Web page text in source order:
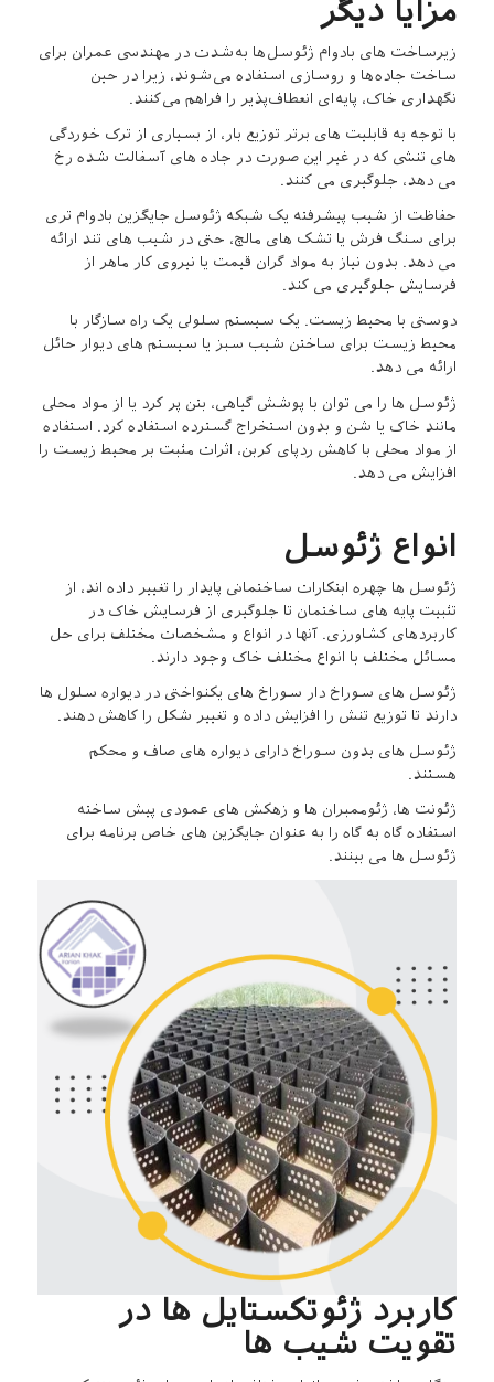
مزایا دیگر
زیرساخت های بادوام ژئوسل‌ها به‌شدت در مهندسی عمران برای
ساخت جاده‌ها و روسازی استفاده می‌شوند، زیرا در حین
نگهداری خاک، پایه‌ای انعطاف‌پذیر را فراهم می‌کنند.
با توجه به قابلیت های برتر توزیع بار، از بسیاری از ترک خوردگی
های تنشی که در غیر این صورت در جاده های آسفالت شده رخ
می دهد، جلوگیری می کنند.
حفاظت از شیب پیشرفته یک شبکه ژئوسل جایگزین بادوام تری
برای سنگ فرش یا تشک های مالچ، حتی در شیب های تند ارائه
می دهد. بدون نیاز به مواد گران قیمت یا نیروی کار ماهر از
فرسایش جلوگیری می کند.
دوستی با محیط زیست. یک سیستم سلولی یک راه سازگار با
محیط زیست برای ساختن شیب سبز یا سیستم های دیوار حائل
ارائه می دهد.
ژئوسل ها را می توان با پوشش گیاهی، بتن پر کرد یا از مواد محلی
مانند خاک یا شن و بدون استخراج گسترده استفاده کرد. استفاده
از مواد محلی با کاهش ردپای کربن، اثرات مثبت بر محیط زیست را
افزایش می دهد.
انواع ژئوسل
ژئوسل ها چهره ابتکارات ساختمانی پایدار را تغییر داده اند، از
تثبیت پایه های ساختمان تا جلوگیری از فرسایش خاک در
کاربردهای کشاورزی. آنها در انواع و مشخصات مختلف برای حل
مسائل مختلف با انواع مختلف خاک وجود دارند.
ژئوسل های سوراخ دار سوراخ های یکنواختی در دیواره سلول ها
دارند تا توزیع تنش را افزایش داده و تغییر شکل را کاهش دهند.
ژئوسل های بدون سوراخ دارای دیواره های صاف و محکم
هستند.
ژئونت ها، ژئوممبران ها و زهکش های عمودی پیش ساخته
استفاده گاه به گاه را به عنوان جایگزین های خاص برنامه برای
ژئوسل ها می بینند.
کاربرد ژئوتکستایل ها در
تقویت شیب ها